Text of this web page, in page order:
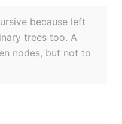
because left
trees too. A
nodes, but not to